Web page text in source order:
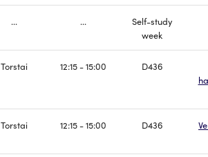
... ...
Self-study
week
Torstai 12:15 - 15:00
D436
Torstai 12:15 - 15:00 D436